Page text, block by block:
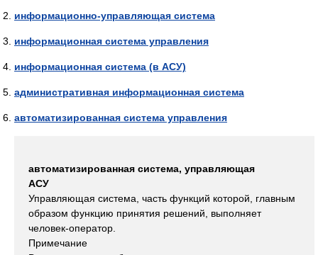
информационно-управляющая система
информационная система управления
информационная система (в АСУ)
административная информационная система
автоматизированная система управления
автоматизированная система, управляющая
АСУ
Управляющая система, часть функций которой, главным
образом функцию принятия решений, выполняет
человек-оператор.
Примечание